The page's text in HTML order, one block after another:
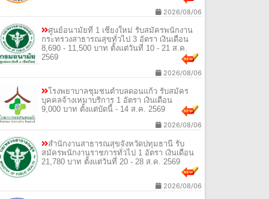
2026/08/06
ศูนย์อนามัยที่ 1 เชียงใหม่ รับสมัครพนักงาน
กระทรวงสาธารณสุขทั่วไป 3 อัตรา เงินเดือน
8,690 - 11,500 บาท ตั้งแต่วันที่ 10 - 21 ส.ค.
2569
2026/08/06
โรงพยาบาลชุมชนตำบลดอนแก้ว รับสมัคร
บุคคลจ้างเหมาบริการ 1 อัตรา เงินเดือน
9,000 บาท ตั้งแต่บัดนี้ - 14 ส.ค. 2569
2026/08/06
สํานักงานสาธารณสุขจังหวัดปทุมธานี รับ
สมัครพนักงานราชการทั่วไป 1 อัตรา เงินเดือน
21,780 บาท ตั้งแต่วันที่ 20 - 28 ส.ค. 2569
2026/08/06